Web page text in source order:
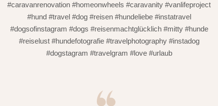
#caravanrenovation #homeonwheels #caravanity #vanlifeproject
#hund #travel #dog #reisen #hundeliebe #instatravel
#dogsofinstagram #dogs #reisenmachtglücklich #mitty #hunde
#reiselust #hundefotografie #travelphotography #instadog
#dogstagram #travelgram #love #urlaub